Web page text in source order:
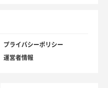
プライバシーポリシー
運営者情報